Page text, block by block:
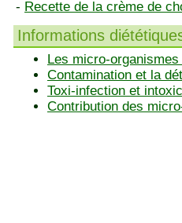
- Recette de la crème de
Informations
Les micro-
Contamination et la
Toxi-infection et
Contribution des